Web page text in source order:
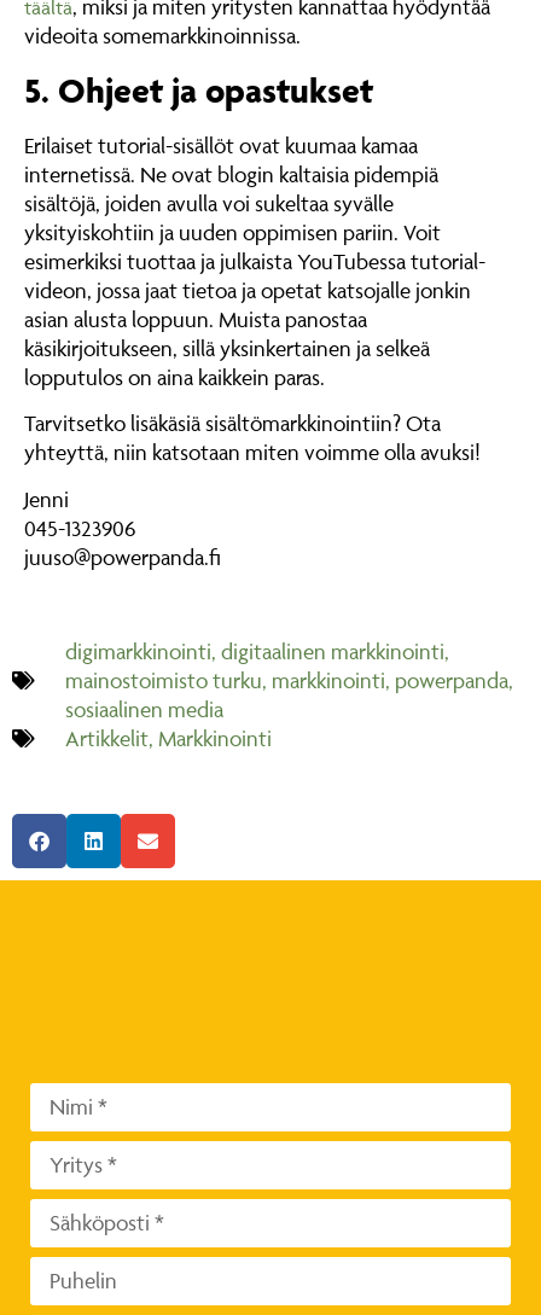
täältä, miksi ja miten yritysten kannattaa hyödyntää
videoita somemarkkinoinnissa.
5. Ohjeet ja opastukset
Erilaiset tutorial-sisällöt ovat kuumaa kamaa
internetissä. Ne ovat blogin kaltaisia pidempiä
sisältöjä, joiden avulla voi sukeltaa syvälle
yksityiskohtiin ja uuden oppimisen pariin. Voit
esimerkiksi tuottaa ja julkaista YouTubessa tutorial-
videon, jossa jaat tietoa ja opetat katsojalle jonkin
asian alusta loppuun. Muista panostaa
käsikirjoitukseen, sillä yksinkertainen ja selkeä
lopputulos on aina kaikkein paras.
Tarvitsetko lisäkäsiä sisältömarkkinointiin? Ota
yhteyttä, niin katsotaan miten voimme olla avuksi!
Jenni
045-1323906
juuso@powerpanda.fi
digimarkkinointi, digitaalinen markkinointi,
mainostoimisto turku, markkinointi, powerpanda,
sosiaalinen media
Artikkelit, Markkinointi